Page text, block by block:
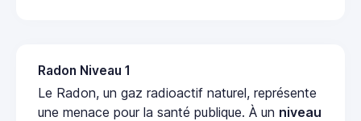
Radon Niveau 1
Le Radon, un gaz radioactif naturel, représente
une menace pour la santé publique. À un niveau